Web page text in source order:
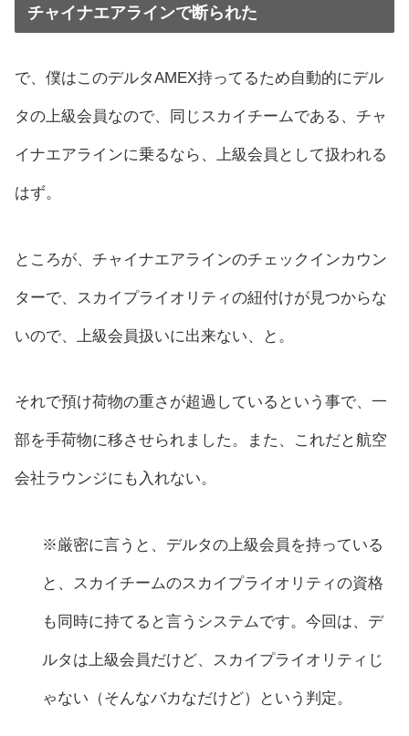
チャイナエアラインで断られた
で、僕はこのデルタAMEX持ってるため自動的にデル
タの上級会員なので、同じスカイチームである、チャ
イナエアラインに乗るなら、上級会員として扱われる
はず。
ところが、チャイナエアラインのチェックインカウン
ターで、スカイプライオリティの紐付けが見つからな
いので、上級会員扱いに出来ない、と。
それで預け荷物の重さが超過しているという事で、一
部を手荷物に移させられました。また、これだと航空
会社ラウンジにも入れない。
※厳密に言うと、デルタの上級会員を持っている
と、スカイチームのスカイプライオリティの資格
も同時に持てると言うシステムです。今回は、デ
ルタは上級会員だけど、スカイプライオリティじ
ゃない（そんなバカなだけど）という判定。